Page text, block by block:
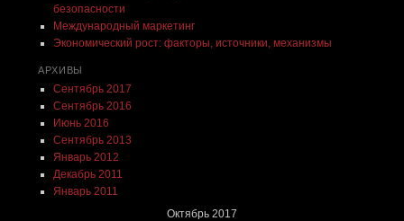
безопасности
Международный маркетинг
Экономический рост: факторы, источники, механизмы
АРХИВЫ
Сентябрь 2017
Сентябрь 2016
Июнь 2016
Сентябрь 2013
Январь 2012
Декабрь 2011
Январь 2011
Октябрь 2017